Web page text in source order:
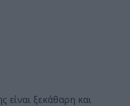
είναι ξεκάθαρη και